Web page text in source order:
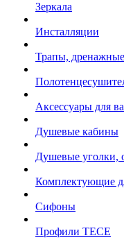
Зеркала
Инсталляции
Трапы,
Аксессуары для
Душевые кабины
Душевые уголки,
Комплектующие
Сифоны
Профили TECE